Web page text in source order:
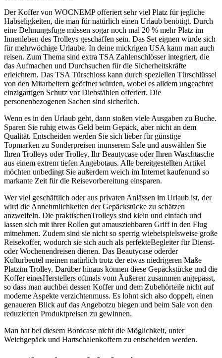
Der Koffer von WOCNEMP offeriert sehr viel Platz für jegliche
Habseligkeiten, die man für natürlich einen Urlaub benötigt. Durch
eine Dehnungsfuge müssen sogar noch mal 20 % mehr Platz im
Innenleben des Trolleys geschaffen sein. Das Set eignen würde sich
für mehrwöchige Urlaube. In deine mickrigen USA kann man auch
reisen. Zum Thema sind extra TSA Zahlenschlösser integriert, die
das Aufmachen und Durchsuchen für die Sicherheitskräfte
erleichtern. Das TSA Türschloss kann durch speziellen Türschlüssel
von den Mitarbeitern geöffnet würden, wobei es alldem ungeachtet
einzigartigen Schutz vor Diebstählen offeriert. Die
personenbezogenen Sachen sind sicherlich.
Wenn es in den Urlaub geht, dann stoßen viele Ausgaben zu Buche.
Sparen Sie ruhig etwas Geld beim Gepäck, aber nicht an dem
Qualität. Entscheiden werden Sie sich lieber für günstige
Topmarken zu Sonderpreisen inunserem Sale und auswählen Sie
Ihren Trolleys oder Trolley, Ihr Beautycase oder Ihren Waschtasche
aus einem extrem tiefen Angebotaus. Alle bereitgestellten Artikel
möchten unbedingt Sie außerdem weich im Internet kaufenund so
markante Zeit für die Reisevorbereitung einsparen.
Wer viel geschäftlich oder aus privaten Anlässen im Urlaub ist, der
wird die Annehmlichkeiten der Gepäckstücke zu schätzen
anzweifeln. Die praktischenTrolleys sind klein und einfach und
lassen sich mit ihrer Rollen gut amausziehbaren Griff in den Flug
mitnehmen. Zudem sind sie nicht so sperrig wiebeispielsweise große
Reisekoffer, wodurch sie sich auch als perfekteBegleiter für Dienst-
oder Wochenendreisen dienen. Das Beautycase oderder
Kulturbeutel meinen natürlich trotz der etwas niedrigeren Maße
Platzim Trolley. Darüber hinaus können diese Gepäckstücke und die
Koffer einesHerstellers oftmals vom Äußeren zusammen angepasst,
so dass man auchbei dessen Koffer und dem Zubehörteile nicht auf
moderne Aspekte verzichtenmuss. Es lohnt sich also doppelt, einen
genaueren Blick auf das Angebotzu biegen und beim Sale von den
reduzierten Produktpreisen zu gewinnen.
Man hat bei diesem Bordcase nicht die Möglichkeit, unter
Weichgepäck und Hartschalenkoffern zu entscheiden werden.